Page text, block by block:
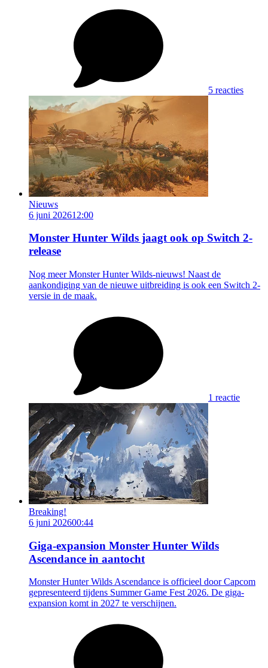
5 reacties
Nieuws
6 juni 202612:00
Monster Hunter Wilds jaagt ook op Switch 2-
release
Nog meer Monster Hunter Wilds-nieuws! Naast de
aankondiging van de nieuwe uitbreiding is ook een Switch 2-
versie in de maak.
1 reactie
Breaking!
6 juni 202600:44
Giga-expansion Monster Hunter Wilds
Ascendance in aantocht
Monster Hunter Wilds Ascendance is officieel door Capcom
gepresenteerd tijdens Summer Game Fest 2026. De giga-
expansion komt in 2027 te verschijnen.